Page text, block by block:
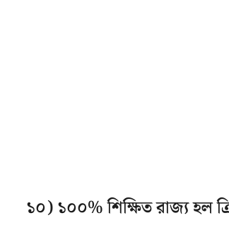
১০) ১০০% শিক্ষিত রাজ্য হল